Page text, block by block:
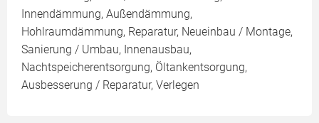
Innendämmung, Außendämmung,
Hohlraumdämmung, Reparatur, Neueinbau / Montage,
Sanierung / Umbau, Innenausbau,
Nachtspeicherentsorgung, Öltankentsorgung,
Ausbesserung / Reparatur, Verlegen